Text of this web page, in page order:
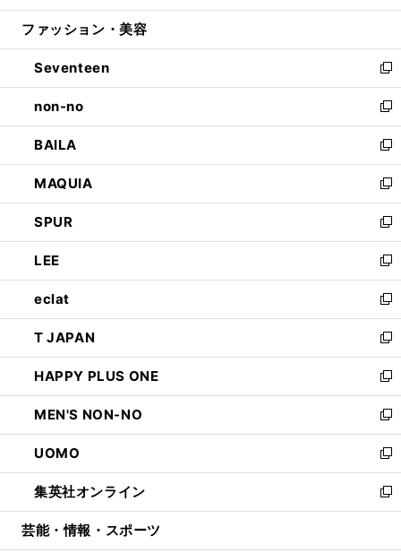
開
ウ
開
く
ン
ウ
で
開
く
ウ
ン
ド
ウ
で
開
く
ファッション・美容
Seventeen
新
し
い
ウ
ィ
ン
ド
ウ
で
開
く
non-no
新
し
い
ウ
ィ
ン
ド
ウ
で
開
く
BAILA
新
し
い
ウ
ィ
ン
ド
ウ
で
開
く
MAQUIA
新
し
い
ウ
ィ
ン
ド
ウ
で
開
く
SPUR
新
し
い
ウ
ィ
ン
ド
ウ
で
開
く
LEE
新
し
い
ウ
ィ
ン
ド
ウ
で
開
く
eclat
新
し
い
ウ
ィ
ン
ド
ウ
で
開
く
T JAPAN
新
し
い
ウ
ィ
ン
ド
ウ
で
開
HAPPY PLUS ONE
新
し
い
ウ
ィ
ン
ド
ウ
開
MEN'S NON-NO
新
し
い
ウ
ィ
ン
UOMO
新
し
い
ウ
集英社オンライン
新
し
芸能・情報・スポーツ